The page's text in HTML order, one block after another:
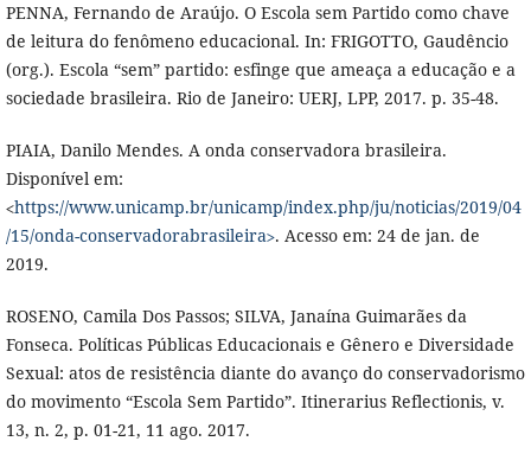
PENNA, Fernando de Araújo. O Escola sem Partido como chave
de leitura do fenômeno educacional. In: FRIGOTTO, Gaudêncio
(org.). Escola “sem” partido: esfinge que ameaça a educação e a
sociedade brasileira. Rio de Janeiro: UERJ, LPP, 2017. p. 35-48.
PIAIA, Danilo Mendes. A onda conservadora brasileira.
Disponível em:
˂https://www.unicamp.br/unicamp/index.php/ju/noticias/2019/04
/15/onda-conservadorabrasileira˃. Acesso em: 24 de jan. de
2019.
ROSENO, Camila Dos Passos; SILVA, Janaína Guimarães da
Fonseca. Políticas Públicas Educacionais e Gênero e Diversidade
Sexual: atos de resistência diante do avanço do conservadorismo
do movimento “Escola Sem Partido”. Itinerarius Reflectionis, v.
13, n. 2, p. 01-21, 11 ago. 2017.